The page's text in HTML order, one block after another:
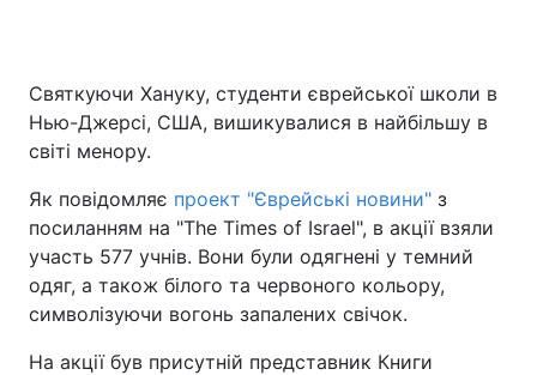
Святкуючи Хануку, студенти єврейської школи в
Нью-Джерсі, США, вишикувалися в найбільшу в
світі менору.
Як повідомляє проект "Єврейські новини" з
посиланням на "The Times of Israel", в акції взяли
участь 577 учнів. Вони були одягнені у темний
одяг, а також білого та червоного кольору,
символізуючи вогонь запалених свічок.
На акції був присутній представник Книги